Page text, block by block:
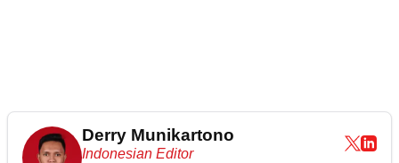
Derry Munikartono
Indonesian Editor